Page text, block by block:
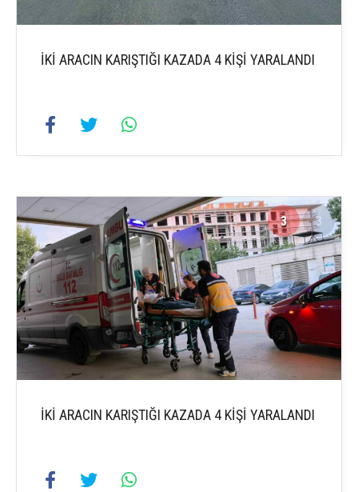
İKİ ARACIN KARIŞTIĞI KAZADA 4 KİŞİ YARALANDI
3 3
İKİ ARACIN KARIŞTIĞI KAZADA 4 KİŞİ YARALANDI